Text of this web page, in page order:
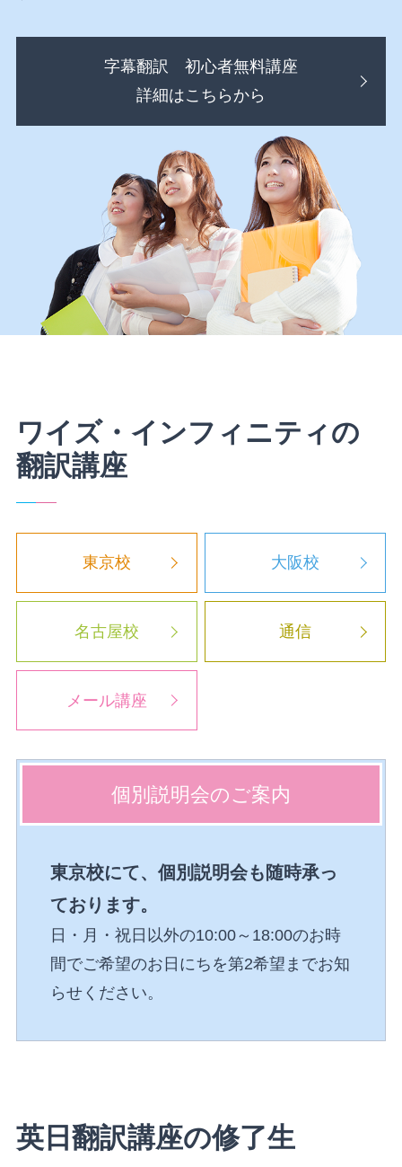
字幕翻訳 初心者無料講座
詳細はこちらから
ワイズ・インフィニティの
翻訳講座
東京校 大阪校
名古屋校 通信
メール講座
個別説明会のご案内
東京校にて、個別説明会も随時承っ
ております。
日・月・祝日以外の10:00～18:00のお時
間でご希望のお日にちを第2希望までお知
らせください。
英日翻訳講座の修了生